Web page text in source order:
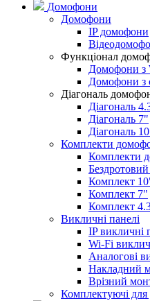
Домофони
Домофони
IP домофони
Функціонал
Домофони з
Домофони з
Діагональ
Діагональ
Діагональ 7"
Діагональ
Комплекти
Комплекти
Комплект
Комплект 7"
Комплект
Викличні панелі
IP викличні
Wi-Fi
Аналогові
Накладний
Врізний
Комплектуючі для